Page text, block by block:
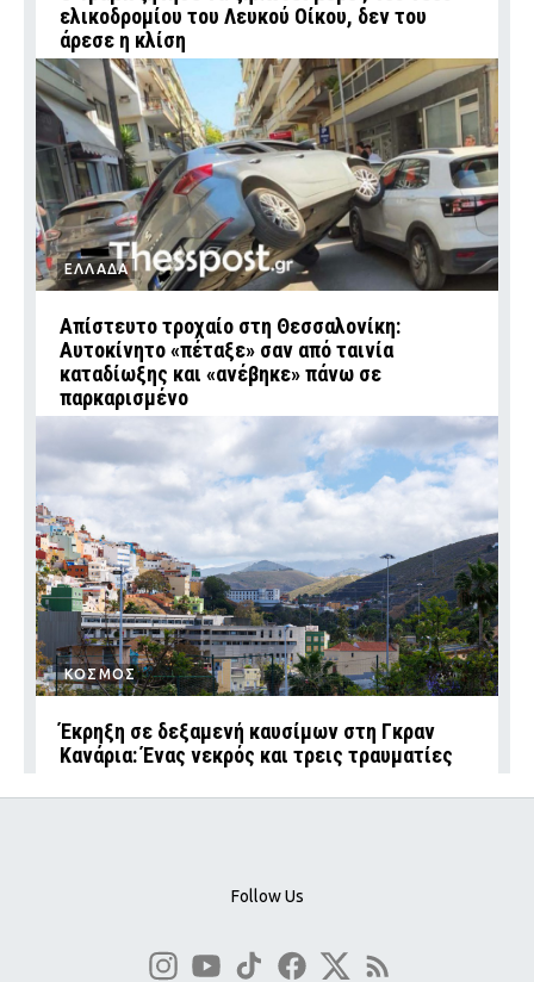
ελικοδρομίου του Λευκού Οίκου, δεν του
άρεσε η κλίση
ΕΛΛΑΔΑ
Απίστευτο τροχαίο στη Θεσσαλονίκη:
Αυτοκίνητο «πέταξε» σαν από ταινία
καταδίωξης και «ανέβηκε» πάνω σε
παρκαρισμένο
ΚΟΣΜΟΣ
Έκρηξη σε δεξαμενή καυσίμων στη Γκραν
Κανάρια: Ένας νεκρός και τρεις τραυματίες
Follow Us